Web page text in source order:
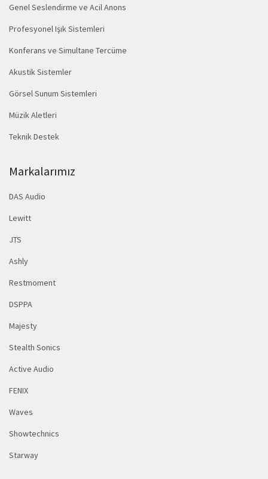
Genel Seslendirme ve Acil Anons
Profesyonel Işık Sistemleri
Konferans ve Simultane Tercüme
Akustik Sistemler
Görsel Sunum Sistemleri
Müzik Aletleri
Teknik Destek
Markalarımız
DAS Audio
Lewitt
JTS
Ashly
Restmoment
DSPPA
Majesty
Stealth Sonics
Active Audio
FENIX
Waves
Showtechnics
Starway